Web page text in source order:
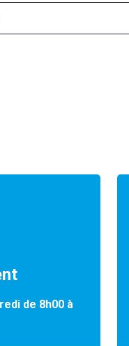
de 8h00 à